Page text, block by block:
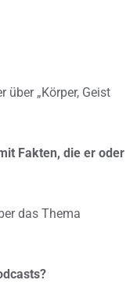
„Körper, Geist
Fakten, die er oder
das Thema